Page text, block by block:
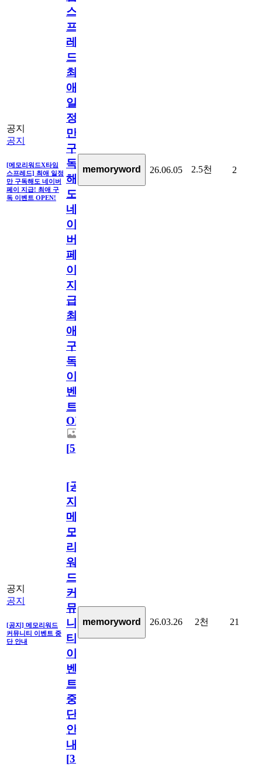
공지
공지
[메모리워드X타임
스프레드] 최애 일정
만 구독해도 네이버
페이 지급! 최애 구
독 이벤트 OPEN!
스
프
레
드]
최
애
일
정
만
구
독
해
도
네
이
버
페
이
지
급!
최
애
구
독
이
벤
트
OPEN!
[5]
memoryword 26.06.05 2.5천 2
공지
공지
[공지] 메모리워드
커뮤니티 이벤트 중
단 안내
[공
지]
메
모
리
워
드
커
뮤
니
티
이
벤
트
중
단
안
내
[31
memoryword 26.03.26 2천 21